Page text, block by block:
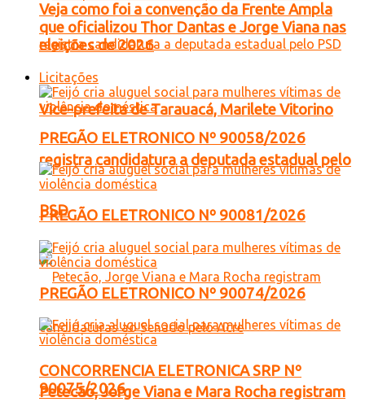
Vice-prefeita de Tarauacá, Marilete Vitorino
registra candidatura a deputada estadual pelo
PSD
Petecão, Jorge Viana e Mara Rocha registram
Veja como foi a convenção da Frente Ampla
que oficializou Thor Dantas e Jorge Viana nas
eleições de 2026
Licitações
PREGÃO ELETRONICO Nº 90058/2026
PREGÃO ELETRONICO Nº 90081/2026
PREGÃO ELETRONICO Nº 90074/2026
CONCORRENCIA ELETRONICA SRP Nº
90075/2026